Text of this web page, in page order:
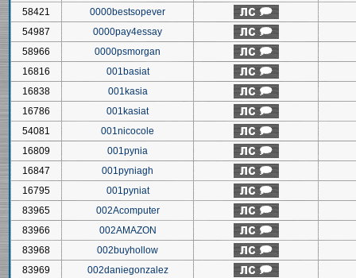
58421
0000bestsopever
54987
0000pay4essay
58966
0000psmorgan
16816
001basiat
16838
001kasia
16786
001kasiat
54081
001nicocole
16809
001pynia
16847
001pyniagh
16795
001pyniat
83965
002Acomputer
83966
002AMAZON
83968
002buyhollow
83969
002daniegonzalez